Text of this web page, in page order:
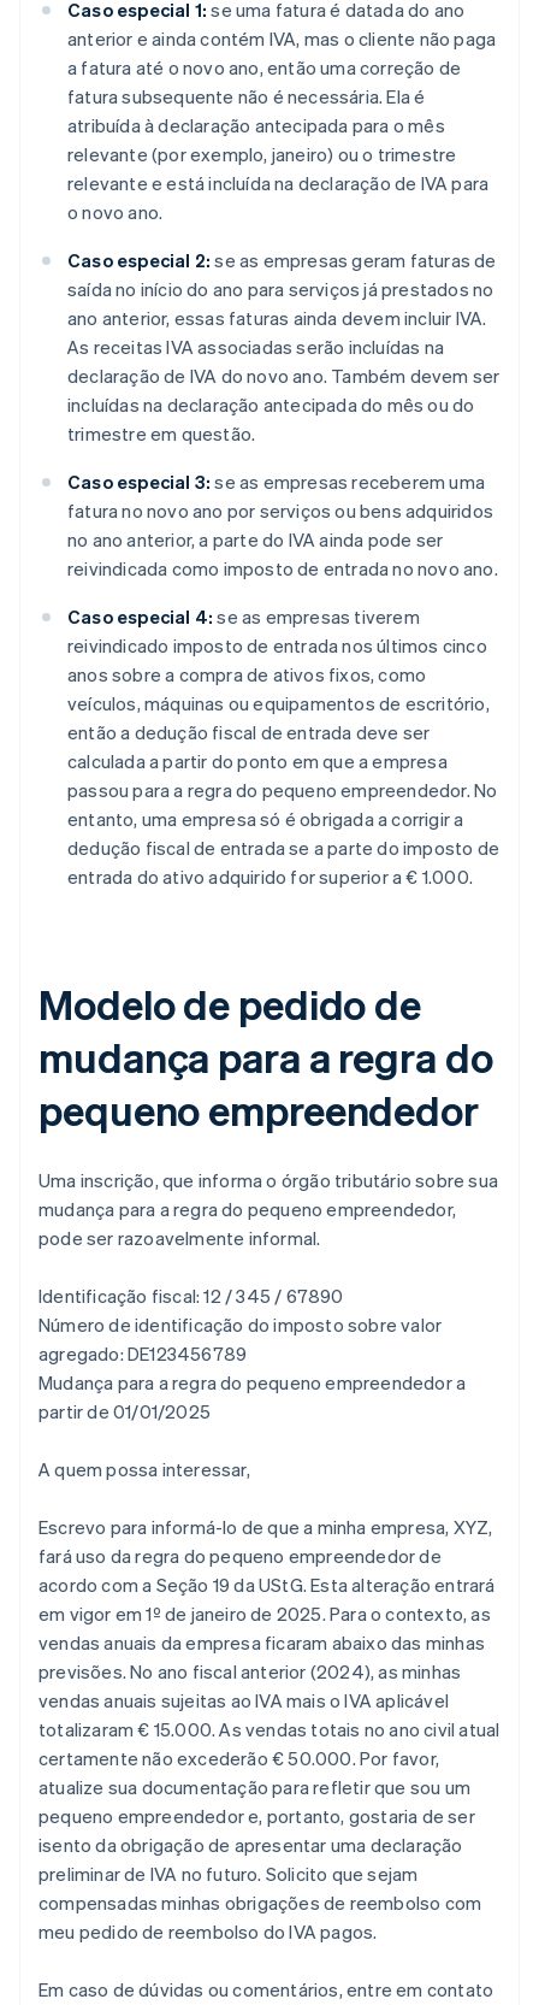
Caso especial 1: se uma fatura é datada do ano
anterior e ainda contém IVA, mas o cliente não paga
a fatura até o novo ano, então uma correção de
fatura subsequente não é necessária. Ela é
atribuída à declaração antecipada para o mês
relevante (por exemplo, janeiro) ou o trimestre
relevante e está incluída na declaração de IVA para
o novo ano.
Caso especial 2: se as empresas geram faturas de
saída no início do ano para serviços já prestados no
ano anterior, essas faturas ainda devem incluir IVA.
As receitas IVA associadas serão incluídas na
declaração de IVA do novo ano. Também devem ser
incluídas na declaração antecipada do mês ou do
trimestre em questão.
Caso especial 3: se as empresas receberem uma
fatura no novo ano por serviços ou bens adquiridos
no ano anterior, a parte do IVA ainda pode ser
reivindicada como imposto de entrada no novo ano.
Caso especial 4: se as empresas tiverem
reivindicado imposto de entrada nos últimos cinco
anos sobre a compra de ativos fixos, como
veículos, máquinas ou equipamentos de escritório,
então a dedução fiscal de entrada deve ser
calculada a partir do ponto em que a empresa
passou para a regra do pequeno empreendedor. No
entanto, uma empresa só é obrigada a corrigir a
dedução fiscal de entrada se a parte do imposto de
entrada do ativo adquirido for superior a € 1.000.
Modelo de pedido de
mudança para a regra do
pequeno empreendedor
Uma inscrição, que informa o órgão tributário sobre sua
mudança para a regra do pequeno empreendedor,
pode ser razoavelmente informal.
Identificação fiscal: 12 / 345 / 67890
Número de identificação do imposto sobre valor
agregado: DE123456789
Mudança para a regra do pequeno empreendedor a
partir de 01/01/2025
A quem possa interessar,
Escrevo para informá-lo de que a minha empresa, XYZ,
fará uso da regra do pequeno empreendedor de
acordo com a Seção 19 da UStG. Esta alteração entrará
em vigor em 1º de janeiro de 2025. Para o contexto, as
vendas anuais da empresa ficaram abaixo das minhas
previsões. No ano fiscal anterior (2024), as minhas
vendas anuais sujeitas ao IVA mais o IVA aplicável
totalizaram € 15.000. As vendas totais no ano civil atual
certamente não excederão € 50.000. Por favor,
atualize sua documentação para refletir que sou um
pequeno empreendedor e, portanto, gostaria de ser
isento da obrigação de apresentar uma declaração
preliminar de IVA no futuro. Solicito que sejam
compensadas minhas obrigações de reembolso com
meu pedido de reembolso do IVA pagos.
Em caso de dúvidas ou comentários, entre em contato